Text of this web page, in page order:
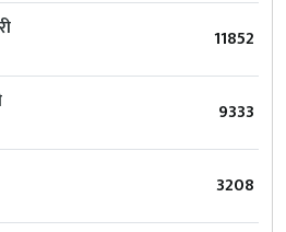
11852
9333
3208